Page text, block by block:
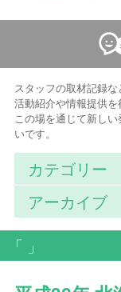
スタッフの取材記録
活動紹介や情報提供を
この場を通じて新し
いです。
カテゴリー
アーカイブ
「 」